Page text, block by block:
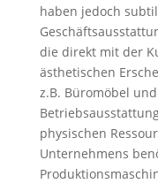
haben jedoch
die direkt mit der
ästhetischen
z.B. Büromöbel
physischen
Unternehmens